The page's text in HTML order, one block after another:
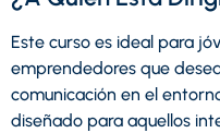
Este curso es ideal para
emprendedores que
comunicación en el
diseñado para aquellos